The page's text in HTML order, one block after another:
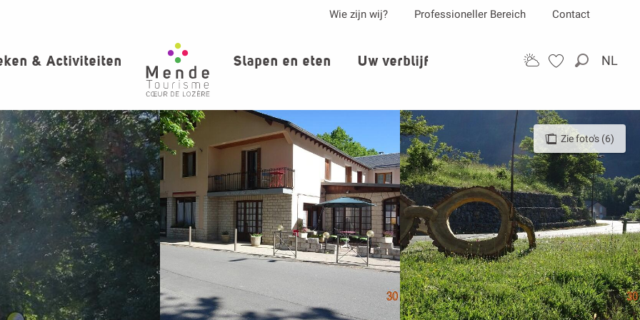
Zoek op
NL
Wie zijn wij? Professioneller Bereich Contact
& Activiteiten Slapen en eten Uw verblijf
Zie foto's (6)